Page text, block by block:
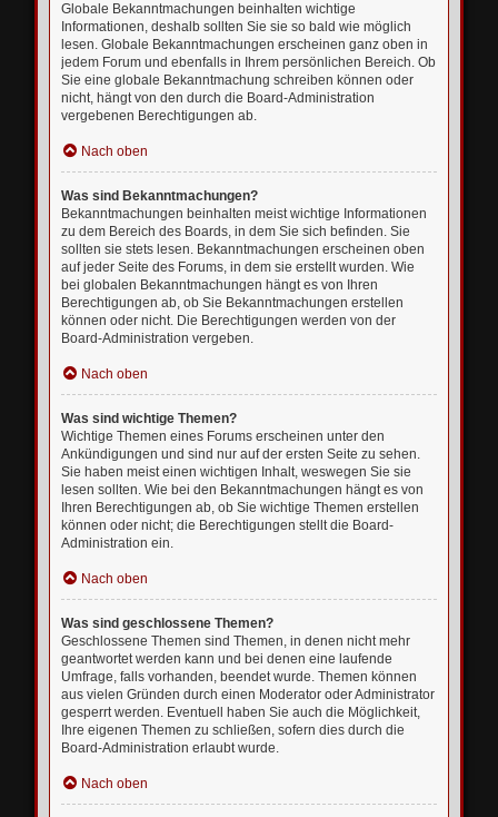
Globale Bekanntmachungen beinhalten wichtige
Informationen, deshalb sollten Sie sie so bald wie möglich
lesen. Globale Bekanntmachungen erscheinen ganz oben in
jedem Forum und ebenfalls in Ihrem persönlichen Bereich. Ob
Sie eine globale Bekanntmachung schreiben können oder
nicht, hängt von den durch die Board-Administration
vergebenen Berechtigungen ab.
Nach oben
Was sind Bekanntmachungen?
Bekanntmachungen beinhalten meist wichtige Informationen
zu dem Bereich des Boards, in dem Sie sich befinden. Sie
sollten sie stets lesen. Bekanntmachungen erscheinen oben
auf jeder Seite des Forums, in dem sie erstellt wurden. Wie
bei globalen Bekanntmachungen hängt es von Ihren
Berechtigungen ab, ob Sie Bekanntmachungen erstellen
können oder nicht. Die Berechtigungen werden von der
Board-Administration vergeben.
Nach oben
Was sind wichtige Themen?
Wichtige Themen eines Forums erscheinen unter den
Ankündigungen und sind nur auf der ersten Seite zu sehen.
Sie haben meist einen wichtigen Inhalt, weswegen Sie sie
lesen sollten. Wie bei den Bekanntmachungen hängt es von
Ihren Berechtigungen ab, ob Sie wichtige Themen erstellen
können oder nicht; die Berechtigungen stellt die Board-
Administration ein.
Nach oben
Was sind geschlossene Themen?
Geschlossene Themen sind Themen, in denen nicht mehr
geantwortet werden kann und bei denen eine laufende
Umfrage, falls vorhanden, beendet wurde. Themen können
aus vielen Gründen durch einen Moderator oder Administrator
gesperrt werden. Eventuell haben Sie auch die Möglichkeit,
Ihre eigenen Themen zu schließen, sofern dies durch die
Board-Administration erlaubt wurde.
Nach oben